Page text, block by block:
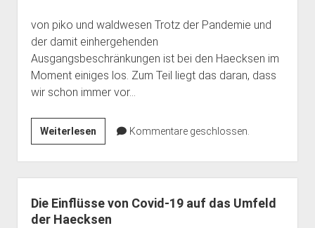
von piko und waldwesen Trotz der Pandemie und
der damit einhergehenden
Ausgangsbeschränkungen ist bei den Haecksen im
Moment einiges los. Zum Teil liegt das daran, dass
wir schon immer vor…
WeiterlesenLage
der
Haecksen
Kommentare geschlossen.
Die Einflüsse von Covid-19 auf das Umfeld
der Haecksen